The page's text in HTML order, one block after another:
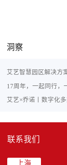
洞察
艾艺智慧园区解决方
17周年，一起同行，
艾艺×乔诺丨数字化
联系我们
上海